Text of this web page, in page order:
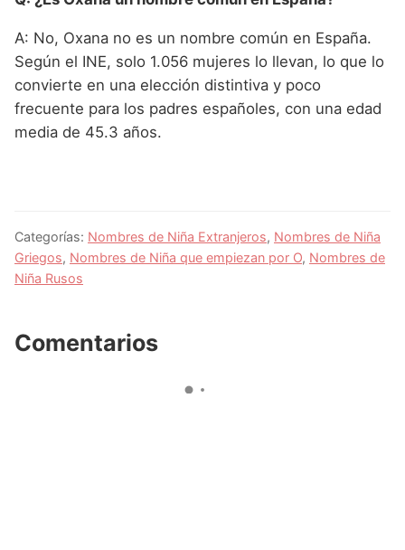
A: No, Oxana no es un nombre común en España.
Según el INE, solo 1.056 mujeres lo llevan, lo que lo
convierte en una elección distintiva y poco
frecuente para los padres españoles, con una edad
media de 45.3 años.
Categorías: Nombres de Niña Extranjeros, Nombres de Niña
Griegos, Nombres de Niña que empiezan por O, Nombres de
Niña Rusos
Comentarios